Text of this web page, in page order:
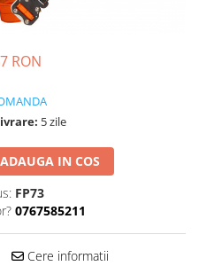
RON
5 zile
ADAUGA IN COS
FP73
0767585211
Cere informatii